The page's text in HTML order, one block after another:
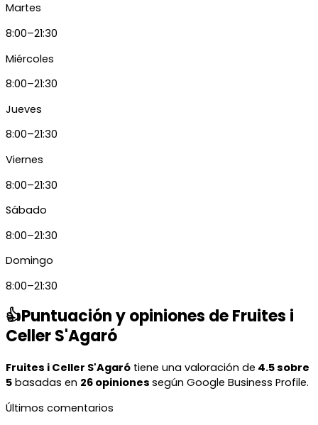
Martes
8:00–21:30
Miércoles
8:00–21:30
Jueves
8:00–21:30
Viernes
8:00–21:30
Sábado
8:00–21:30
Domingo
8:00–21:30
👍Puntuación y opiniones de Fruites i
Celler S'Agaró
Fruites i Celler S'Agaró tiene una valoración de 4.5 sobre
5 basadas en 26 opiniones según Google Business Profile.
Últimos comentarios